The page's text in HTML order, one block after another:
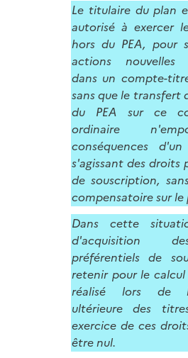
Le titulaire du plan
autorisé à exercer
hors du PEA, pour
actions nouvelles
dans un compte-
sans que le transfert
du PEA sur ce
ordinaire
conséquences
s'agissant des droits
de souscription,
compensatoire sur le
Dans cette
d'acquisition
préférentiels de
retenir pour le
réalisé lors de
ultérieure des
exercice de ces
être nul.